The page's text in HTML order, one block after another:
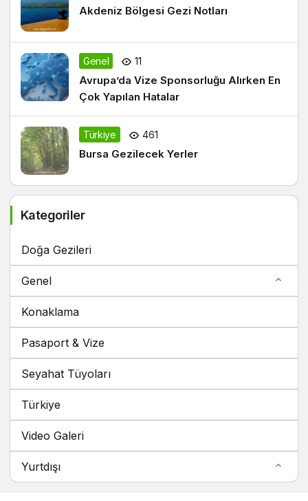
Akdeniz Bölgesi Gezi Notları
Genel 11
Avrupa’da Vize Sponsorluğu Alırken En
Çok Yapılan Hatalar
Türkiye 461
Bursa Gezilecek Yerler
Kategoriler
Doğa Gezileri
Genel
Konaklama
Pasaport & Vize
Seyahat Tüyoları
Türkiye
Video Galeri
Yurtdışı